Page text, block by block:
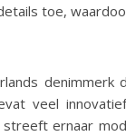
toe,
veel
ernaar